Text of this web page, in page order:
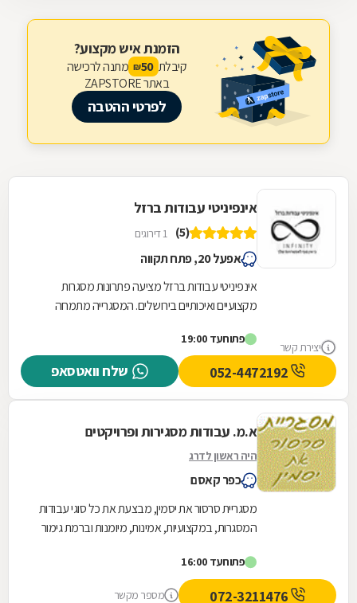
הזמנת איש מקצוע?
קיבלת 50
₪ מתנה לרכישה
באתר ZAPSTORE
לפרטי ההטבה
יצירת קשר
אינפיניטי עבודות ברזל
(5) 1 דירוגים
אפעל 20, פתח תקווה
אינפיניטי עבודות ברזל מציעה פתרונות מסגרות
מקצועיים ואיכותיים בירושלים. המסגרייה מתמחה
פתוחעד 19:00
שלח וואטסאפ
א.מ. עבודות מסגירות ופרויקטים
היה ראשון לדרג
כפר קאסם
מסגריית סרסור את יסמין, מבצעת את כל סוגי עבודות
המסגרות, במקצועיות, אמינות, מיומנות וברמת גימור
פתוחעד 16:00
מספר מקשר